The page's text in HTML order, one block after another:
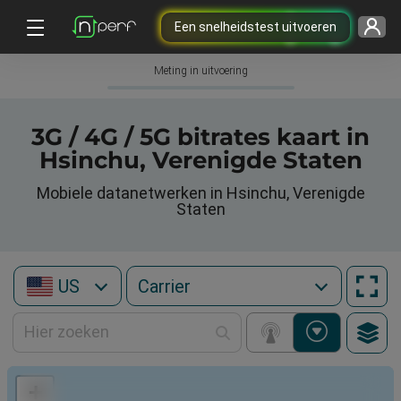
Een snelheidstest uitvoeren
Meting in uitvoering
3G / 4G / 5G bitrates kaart in
Hsinchu, Verenigde Staten
Mobiele datanetwerken in Hsinchu, Verenigde
Staten
US